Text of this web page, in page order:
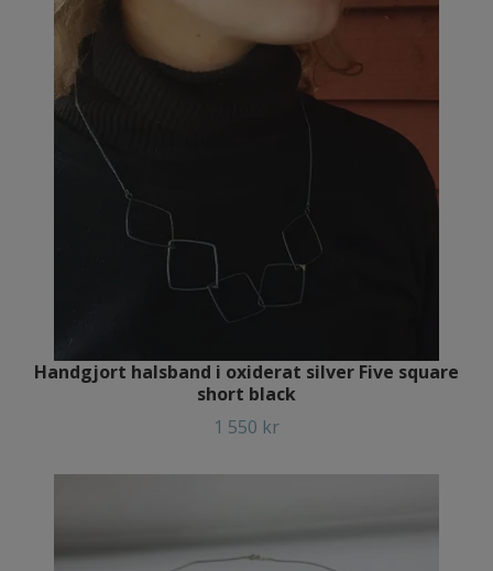
Handgjort halsband i oxiderat silver Five square
short black
1 550 kr